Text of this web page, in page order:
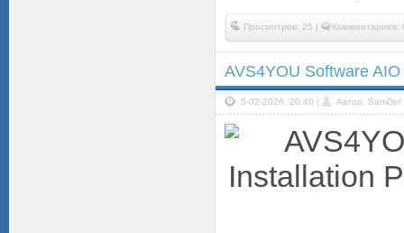
Просмотров: 25 | Комментариев:
AVS4YOU Software
5-02-2026, 20:40 | Автор: SamDel